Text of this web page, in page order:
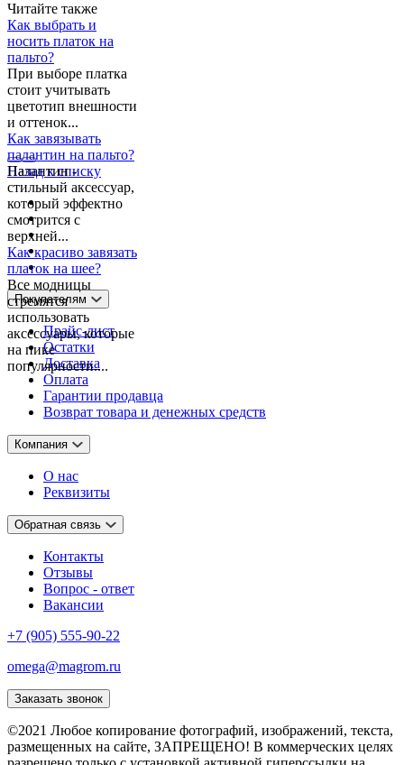
Читайте также
Как выбрать и
носить платок на
пальто?
При выборе платка
стоит учитывать
цветотип внешности
и оттенок...
Как завязывать
палантин на пальто?
Палантин -
стильный аксессуар,
который эффектно
смотрится с
верхней...
Как красиво завязать
платок на шее?
Все модницы
стремятся
использовать
аксессуары, которые
на пике
популярности....
Назад к списку
Покупателям
Прайс-лист
Остатки
Доставка
Оплата
Гарантии продавца
Возврат товара и денежных средств
Компания
О нас
Реквизиты
Обратная связь
Контакты
Отзывы
Вопрос - ответ
Вакансии
+7 (905) 555-90-22
omega@magrom.ru
Заказать звонок
©2021 Любое копирование фотографий, изображений, текста,
размещенных на сайте, ЗАПРЕЩЕНО! В коммерческих целях